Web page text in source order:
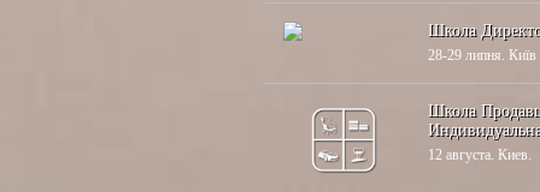
Школа
28-29 липня. Київ
Школа
12 августа. Киев.